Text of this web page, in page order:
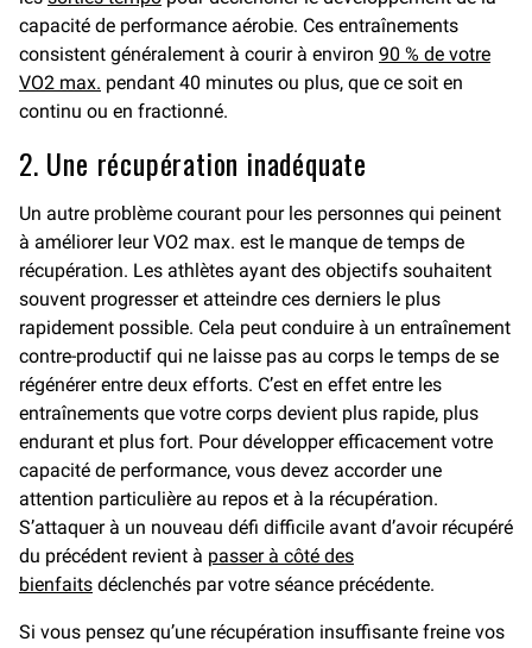
capacité de performance aérobie. Ces entraînements
consistent généralement à courir à environ 90 % de votre
VO2 max. pendant 40 minutes ou plus, que ce soit en
continu ou en fractionné.
2. Une récupération inadéquate
Un autre problème courant pour les personnes qui peinent
à améliorer leur VO2 max. est le manque de temps de
récupération. Les athlètes ayant des objectifs souhaitent
souvent progresser et atteindre ces derniers le plus
rapidement possible. Cela peut conduire à un entraînement
contre-productif qui ne laisse pas au corps le temps de se
régénérer entre deux efforts. C’est en effet entre les
entraînements que votre corps devient plus rapide, plus
endurant et plus fort. Pour développer efficacement votre
capacité de performance, vous devez accorder une
attention particulière au repos et à la récupération.
S’attaquer à un nouveau défi difficile avant d’avoir récupéré
du précédent revient à passer à côté des
bienfaits déclenchés par votre séance précédente.
Si vous pensez qu’une récupération insuffisante freine vos